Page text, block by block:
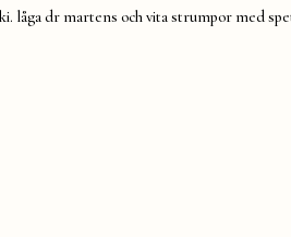
dr martens och vita strumpor med